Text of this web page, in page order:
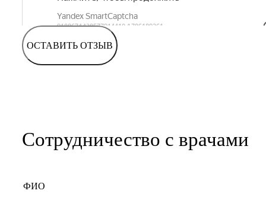
ОСТАВИТЬ ОТЗЫВ
Сотрудничество с врачами